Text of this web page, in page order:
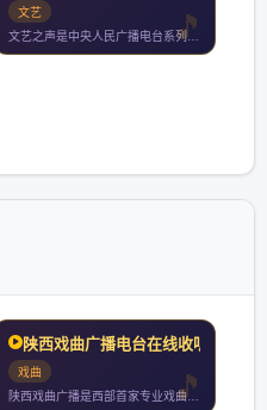
文艺
文艺之声是中央人民广播电台系列频率之第九套节目年年中央人民广
陕西戏曲广播电台在线收听
戏曲
陕西戏曲广播是西部首家专业戏曲广播弘扬秦腔为主的戏曲文化用当